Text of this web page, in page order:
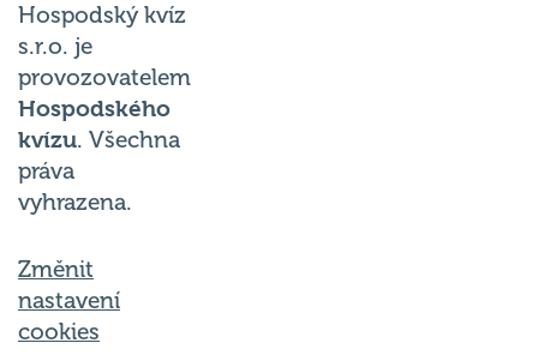
Hospodský kvíz
s.r.o. je
provozovatelem
Hospodského
kvízu. Všechna
práva
vyhrazena.
Změnit
nastavení
cookies